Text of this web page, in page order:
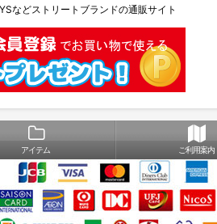
などストリートブランドの通販サイト
アイテム ご利用案内